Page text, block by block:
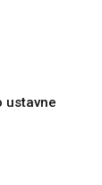
ustavne